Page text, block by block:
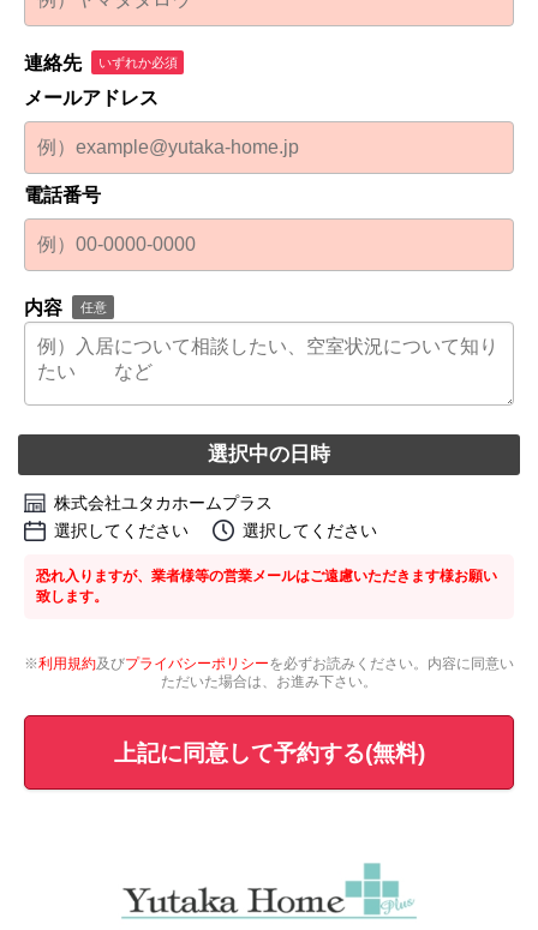
連絡先 いずれか必須
メールアドレス
電話番号
内容 任意
選択中の日時
株式会社ユタカホームプラス
選択してください
選択してください
恐れ入りますが、業者様等の営業メールはご遠慮いただきます様お願い
致します。
※利用規約及びプライバシーポリシーを必ずお読みください。内容に同意い
ただいた場合は、お進み下さい。
上記に同意して予約する(無料)